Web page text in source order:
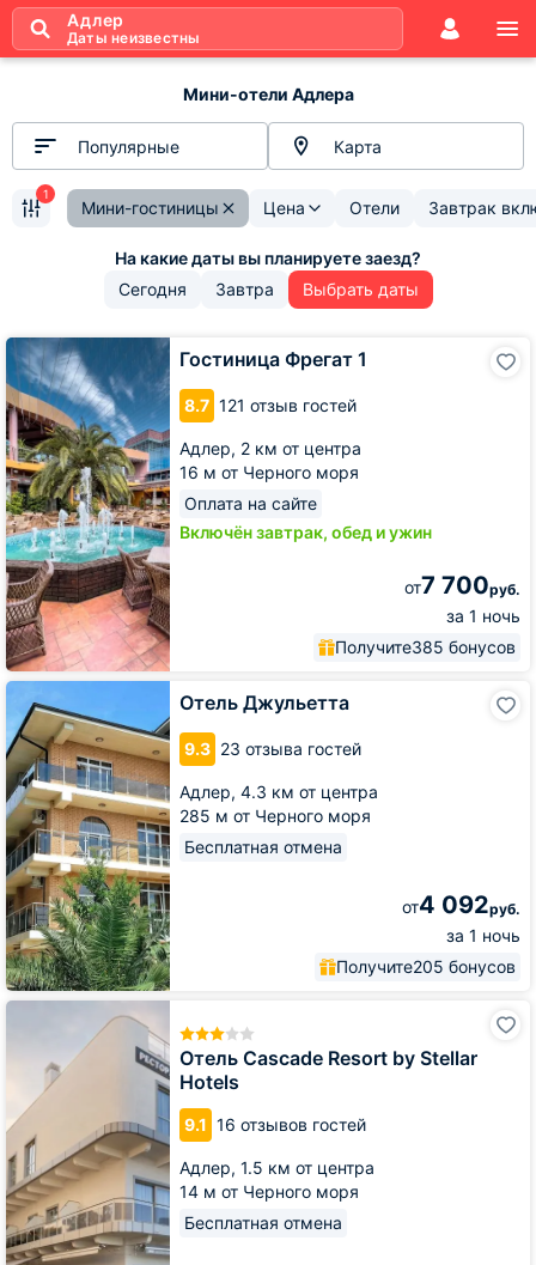
Адлер
Даты неизвестны
Мини-отели Адлера
Популярные Карта
Мини-гостиницы Цена Отели Завтрак
1
Сегодня Завтра Выбрать даты
Гостиница Фрегат 1
8.7 121 отзыв гостей
Адлер, 2 км от центра
16 м от Черного моря
Оплата на сайте
Включён завтрак, обед и ужин
от7 700руб.
за 1 ночь
Получите385 бонусов
Гостиница
Фрегат
1
Отель Джульетта
9.3 23 отзыва гостей
Адлер, 4.3 км от центра
285 м от Черного моря
Бесплатная отмена
от4 092руб.
за 1 ночь
Получите205 бонусов
Отель
Джульетта
Отель Cascade Resort by Stellar
Hotels
9.1 16 отзывов гостей
Адлер, 1.5 км от центра
14 м от Черного моря
Бесплатная отмена
Отель
Stellar
Hotels